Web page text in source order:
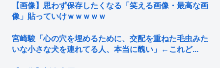
【画像】思わず保存したくなる「笑える画像・最高な画
像」貼っていけｗｗｗｗｗ
宮崎駿「心の穴を埋めるために、交配を重ねた毛虫みた
いな小さな犬を連れてる人、本当に醜い」←これど...